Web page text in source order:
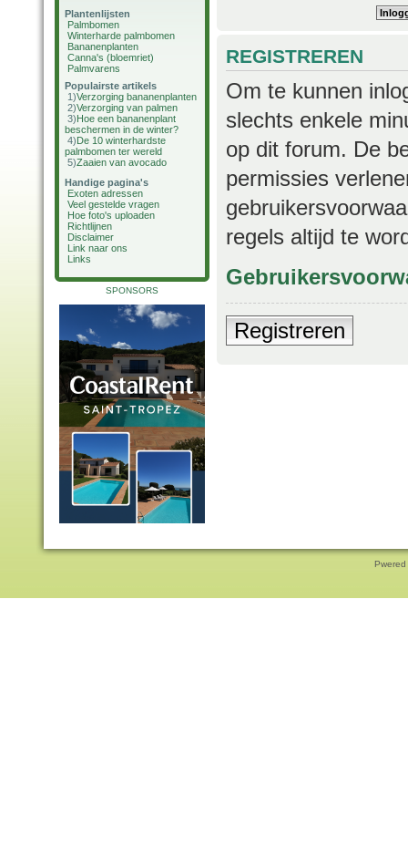
Plantenlijsten
Palmbomen
Winterharde palmbomen
Bananenplanten
Canna's (bloemriet)
Palmvarens
Populairste artikels
1)Verzorging bananenplanten
2)Verzorging van palmen
3)Hoe een bananenplant
beschermen in de winter?
4)De 10 winterhardste
palmbomen ter wereld
5)Zaaien van avocado
Handige pagina's
Exoten adressen
Veel gestelde vragen
Hoe foto's uploaden
Richtlijnen
Disclaimer
Link naar ons
Links
SPONSORS
REGISTREREN
Om te kunnen
slechts enkele
op dit forum. De
permissies
regels altijd te
Registreren